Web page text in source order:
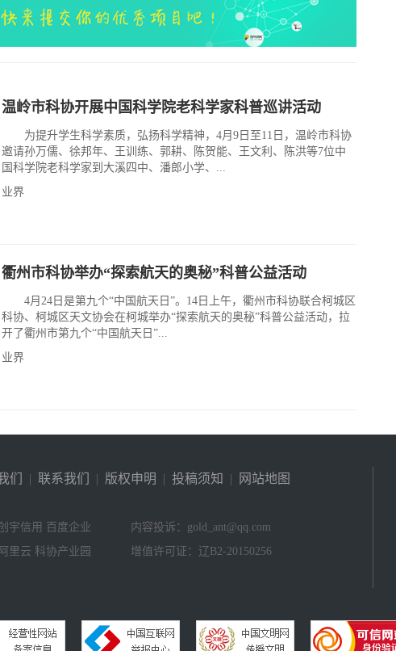
温岭市科协开展中国科学院老科学家科普巡讲活动
为提升学生科学素质，弘扬科学精神，4月9日至11日，温岭市科协
邀请孙万儒、徐邦年、王训练、郭耕、陈贺能、王文利、陈洪等7位中
国科学院老科学家到大溪四中、潘郎小学、...
业界
衢州市科协举办“探索航天的奥秘”科普公益活动
4月24日是第九个“中国航天日”。14日上午，衢州市科协联合柯城区
科协、柯城区天文协会在柯城举办“探索航天的奥秘”科普公益活动，拉
开了衢州市第九个“中国航天日”...
业界
们 | 联系我们 | 版权申明 | 投稿须知 | 网站地图
宇信用 百度企业
内容投诉：gold_ant@qq.com
里云 科协产业园
增值许可证：辽B2-20150256